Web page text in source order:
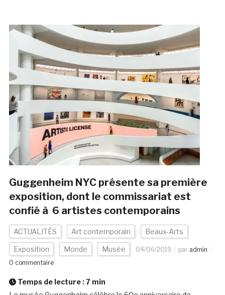
Guggenheim NYC présente sa première
exposition, dont le commissariat est
confié à 6 artistes contemporains
ACTUALITÉS Art contemporain Beaux-Arts
Exposition Monde Musée 04/06/2019 par admin
0 commentaire
Temps de lecture :7 min